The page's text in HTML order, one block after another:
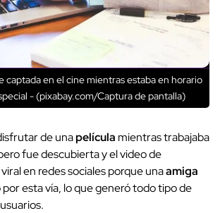
captada en el cine mientras estaba en horario
- (pixabay.com/Captura de pantalla)
de unapelícula mientras trabajaba
fue descubierta y el video de
en redes sociales porque unaamiga
esta vía, lo que generó todo tipo de